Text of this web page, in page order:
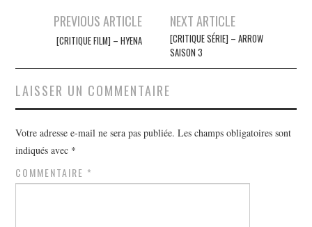
Navigation
articles
PREVIOUS ARTICLE
[CRITIQUE FILM] – HYENA
NEXT ARTICLE
[CRITIQUE SÉRIE] – ARROW
SAISON 3
LAISSER UN COMMENTAIRE
Votre adresse e-mail ne sera pas publiée. Les champs obligatoires sont
indiqués avec *
COMMENTAIRE *